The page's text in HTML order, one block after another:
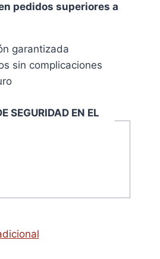
pedidos superiores a
garantizada
sin complicaciones
SEGURIDAD EN EL